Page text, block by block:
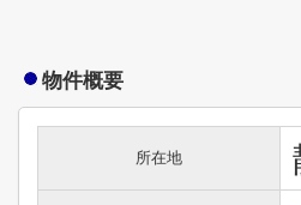
物件概要
所在地